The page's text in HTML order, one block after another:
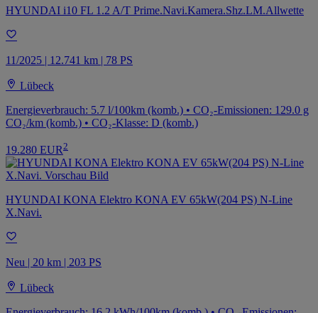
HYUNDAI i10 FL 1.2 A/T Prime.Navi.Kamera.Shz.LM.Allwette
11/2025 | 12.741 km | 78 PS
Lübeck
Energieverbrauch: 5.7 l/100km (komb.) • CO₂-Emissionen: 129.0 g
CO₂/km (komb.) • CO₂-Klasse: D (komb.)
19.280 EUR 2
HYUNDAI KONA Elektro KONA EV 65kW(204 PS) N-Line
X.Navi.
Neu | 20 km | 203 PS
Lübeck